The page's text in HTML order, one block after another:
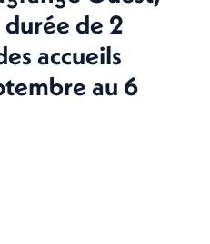
durée de 2
accueils
au 6